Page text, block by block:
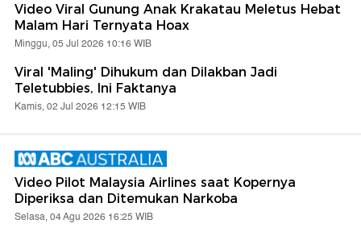
Video Viral Gunung Anak Krakatau Meletus Hebat
Malam Hari Ternyata Hoax
Minggu, 05 Jul 2026 10:16 WIB
Viral 'Maling' Dihukum dan Dilakban Jadi
Teletubbies, Ini Faktanya
Kamis, 02 Jul 2026 12:15 WIB
Video Pilot Malaysia Airlines saat Kopernya
Diperiksa dan Ditemukan Narkoba
Selasa, 04 Agu 2026 16:25 WIB